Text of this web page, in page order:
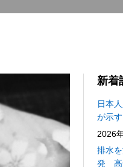
新着
日本
が示
2026
排水
発 高